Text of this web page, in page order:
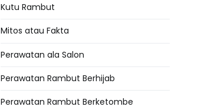
Kutu Rambut
Mitos atau Fakta
Perawatan ala Salon
Perawatan Rambut Berhijab
Perawatan Rambut Berketombe